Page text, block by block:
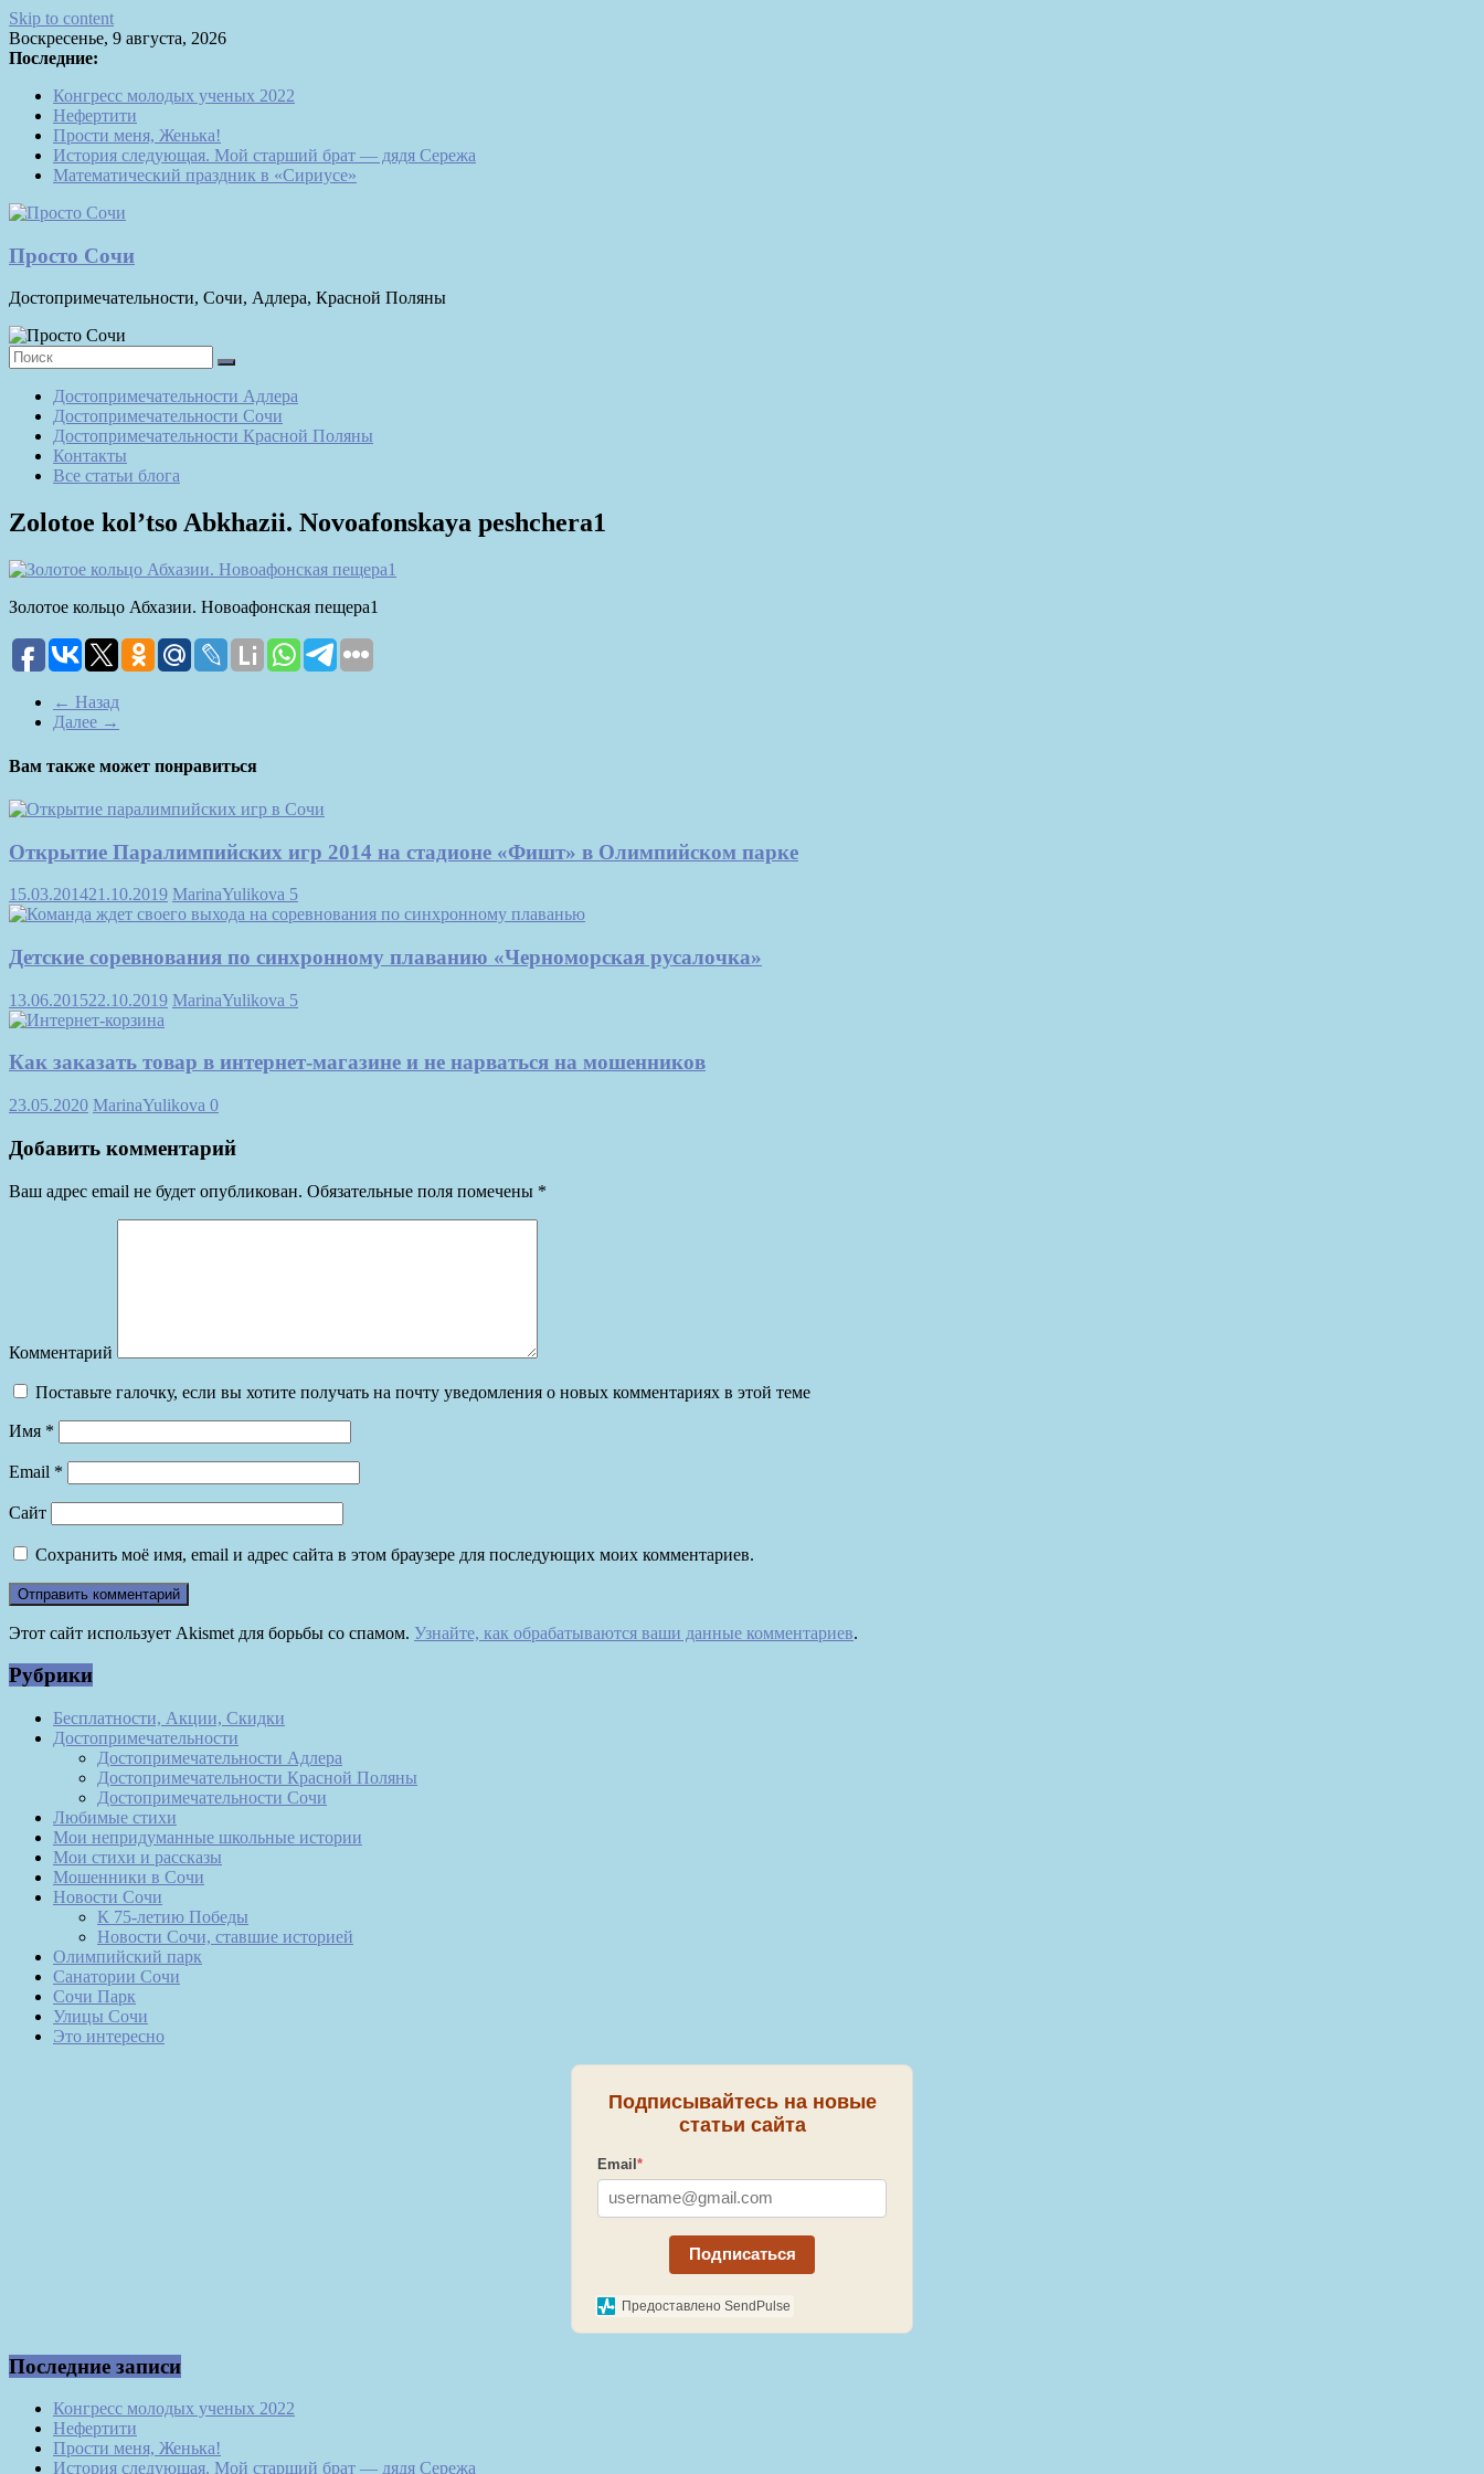
Skip to content
Воскресенье, 9 августа, 2026
Последние:
Конгресс молодых ученых 2022
Нефертити
Прости меня, Женька!
История следующая. Мой старший брат — дядя Сережа
Математический праздник в «Сириусе»
Просто Сочи
Достопримечательности, Сочи, Адлера, Красной Поляны
Достопримечательности Адлера
Достопримечательности Сочи
Достопримечательности Красной Поляны
Контакты
Все статьи блога
Zolotoe kol’tso Abkhazii. Novoafonskaya peshchera1
Золотое кольцо Абхазии. Новоафонская пещера1
← Назад
Далее →
Вам также может понравиться
Открытие Паралимпийских игр 2014 на стадионе «Фишт» в Олимпийском парке
15.03.201421.10.2019 MarinaYulikova 5
Детские соревнования по синхронному плаванию «Черноморская русалочка»
13.06.201522.10.2019 MarinaYulikova 5
Как заказать товар в интернет-магазине и не нарваться на мошенников
23.05.2020 MarinaYulikova 0
Добавить комментарий
Ваш адрес email не будет опубликован. Обязательные поля помечены *
Комментарий
Поставьте галочку, если вы хотите получать на почту уведомления о новых комментариях в этой теме
Имя *
Email *
Сайт
Сохранить моё имя, email и адрес сайта в этом браузере для последующих моих комментариев.
Этот сайт использует Akismet для борьбы со спамом. Узнайте, как обрабатываются ваши данные комментариев.
Рубрики
Бесплатности, Акции, Скидки
Достопримечательности
Достопримечательности Адлера
Достопримечательности Красной Поляны
Достопримечательности Сочи
Любимые стихи
Мои непридуманные школьные истории
Мои стихи и рассказы
Мошенники в Сочи
Новости Сочи
К 75-летию Победы
Новости Сочи, ставшие историей
Олимпийский парк
Санатории Сочи
Сочи Парк
Улицы Сочи
Это интересно
Подписывайтесь на новые
статьи сайта
Email *
Подписаться
Предоставлено SendPulse
Последние записи
Конгресс молодых ученых 2022
Нефертити
Прости меня, Женька!
История следующая. Мой старший брат — дядя Сережа